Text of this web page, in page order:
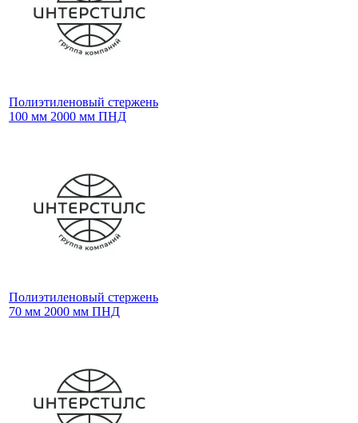
Полиэтиленовый стержень
100 мм 2000 мм ПНД
Полиэтиленовый стержень
70 мм 2000 мм ПНД